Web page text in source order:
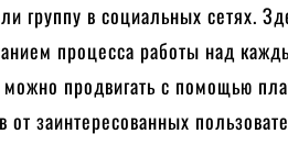
группу в социальных сетях.
процесса работы над
продвигать с помощью
заинтересованных